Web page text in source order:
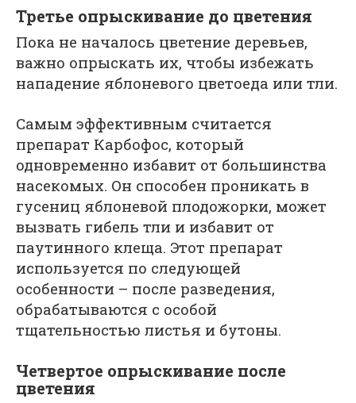
Третье опрыскивание до цветения
Пока не началось цветение деревьев,
важно опрыскать их, чтобы избежать
нападение яблоневого цветоеда или тли.
Самым эффективным считается
препарат Карбофос, который
одновременно избавит от большинства
насекомых. Он способен проникать в
гусениц яблоневой плодожорки, может
вызвать гибель тли и избавит от
паутинного клеща. Этот препарат
используется по следующей
особенности – после разведения,
обрабатываются с особой
тщательностью листья и бутоны.
Четвертое опрыскивание после
цветения